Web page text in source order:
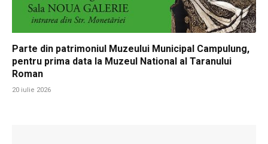
Parte din patrimoniul Muzeului Municipal Campulung,
pentru prima data la Muzeul National al Taranului
Roman
20 iulie 2026